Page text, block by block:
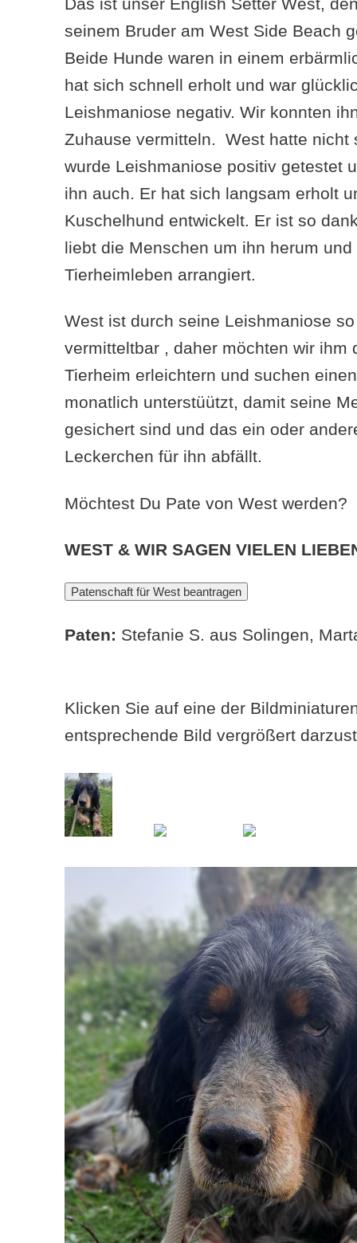
seinem Bruder am West Side Beach
Beide Hunde waren in einem
hat sich schnell erholt und war
Leishmaniose negativ. Wir konnten
Zuhause vermitteln. West hatte nicht
wurde Leishmaniose positiv getestet
ihn auch. Er hat sich langsam erholt
Kuschelhund entwickelt. Er ist so
liebt die Menschen um ihn herum
Tierheimleben arrangiert.
West ist durch seine Leishmaniose
vermitteltbar , daher möchten wir ihm
Tierheim erleichtern und suchen
monatlich unterstüützt, damit seine
gesichert sind und das ein oder
Leckerchen für ihn abfällt.
Möchtest Du Pate von West werden?
WEST & WIR SAGEN VIELEN
Paten: Stefanie S. aus Solingen,
Klicken Sie auf eine der
entsprechende Bild vergrößert